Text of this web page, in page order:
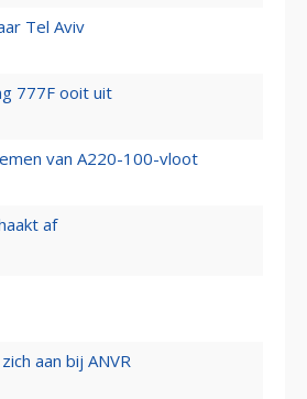
Tel Aviv
777F ooit uit
van A220-100-vloot
af
aan bij ANVR